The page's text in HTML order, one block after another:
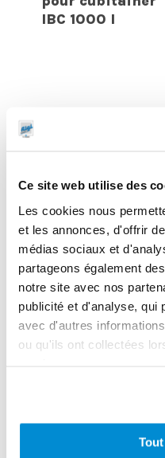
Ce site web utilise des
Les cookies nous
et les annonces, d'offrir
médias sociaux et
partageons également
notre site avec nos
publicité et d'analyse, qui
avec d'autres
ou qu'ils ont collectées
IBC 1000 l
Pistolet manuel
polypropylène